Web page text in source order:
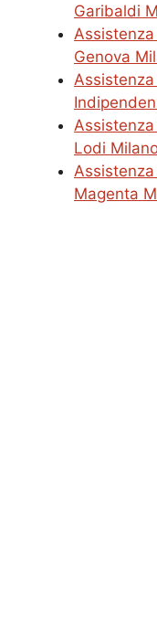
Garibaldi
Genova
Lodi
Magenta